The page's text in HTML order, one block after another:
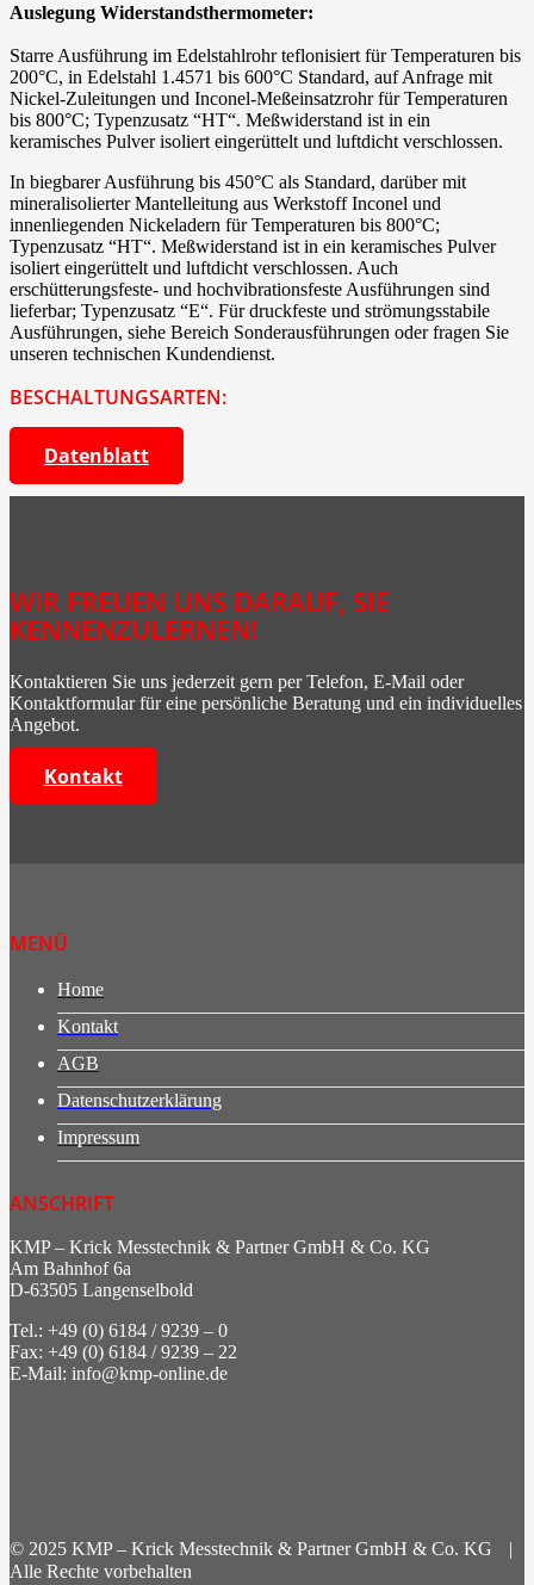
Auslegung Widerstandsthermometer:
Starre Ausführung im Edelstahlrohr teflonisiert für Temperaturen bis
200°C, in Edelstahl 1.4571 bis 600°C Standard, auf Anfrage mit
Nickel-Zuleitungen und Inconel-Meßeinsatzrohr für Temperaturen
bis 800°C; Typenzusatz “HT“. Meßwiderstand ist in ein
keramisches Pulver isoliert eingerüttelt und luftdicht verschlossen.
In biegbarer Ausführung bis 450°C als Standard, darüber mit
mineralisolierter Mantelleitung aus Werkstoff Inconel und
innenliegenden Nickeladern für Temperaturen bis 800°C;
Typenzusatz “HT“. Meßwiderstand ist in ein keramisches Pulver
isoliert eingerüttelt und luftdicht verschlossen. Auch
erschütterungsfeste- und hochvibrationsfeste Ausführungen sind
lieferbar; Typenzusatz “E“. Für druckfeste und strömungsstabile
Ausführungen, siehe Bereich Sonderausführungen oder fragen Sie
unseren technischen Kundendienst.
BESCHALTUNGSARTEN:
Datenblatt
WIR FREUEN UNS DARAUF, SIE
KENNENZULERNEN!
Kontaktieren Sie uns jederzeit gern per Telefon, E-Mail oder
Kontaktformular für eine persönliche Beratung und ein individuelles
Angebot.
Kontakt
MENÜ
Home
Kontakt
AGB
Datenschutzerklärung
Impressum
ANSCHRIFT
KMP – Krick Messtechnik & Partner GmbH & Co. KG
Am Bahnhof 6a
D-63505 Langenselbold
Tel.: +49 (0) 6184 / 9239 – 0
Fax: +49 (0) 6184 / 9239 – 22
E-Mail: info@kmp-online.de
© 2025 KMP – Krick Messtechnik & Partner GmbH & Co. KG |
Alle Rechte vorbehalten